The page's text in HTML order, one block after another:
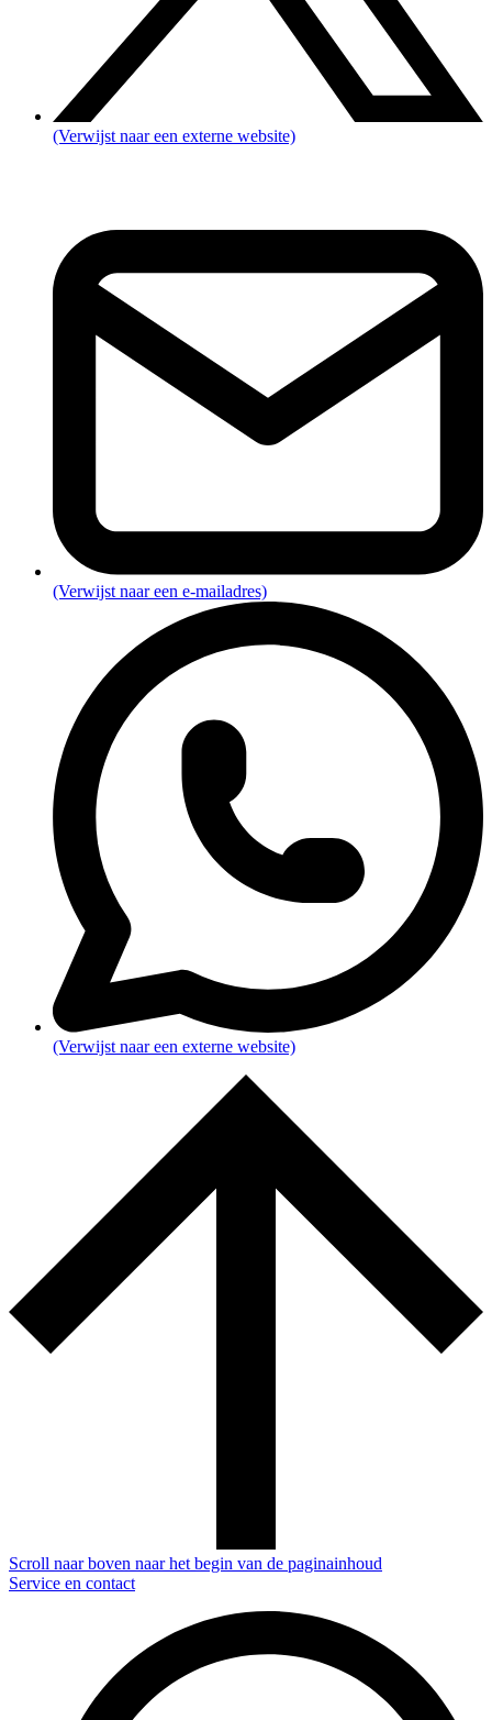
(Verwijst naar een externe website)
(Verwijst naar een e-mailadres)
(Verwijst naar een externe website)
Scroll naar boven naar het begin van de paginainhoud
Service en contact